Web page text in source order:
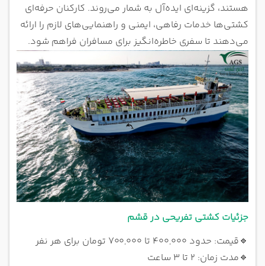
هستند، گزینه‌ای ایده‌آل به شمار می‌روند. کارکنان حرفه‌ای
کشتی‌ها خدمات رفاهی، ایمنی و راهنمایی‌های لازم را ارائه
می‌دهند تا سفری خاطره‌انگیز برای مسافران فراهم شود.
جزئیات کشتی تفریحی در قشم
🔹قیمت: حدود ۴۰۰,۰۰۰ تا ۷۰۰,۰۰۰ تومان برای هر نفر
🔹مدت زمان: ۲ تا ۳ ساعت